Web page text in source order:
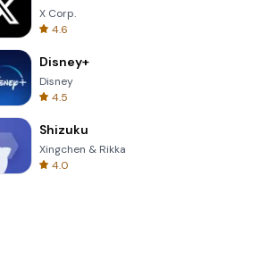
X Corp.
4.6
Disney+
Disney
4.5
Shizuku
Xingchen & Rikka
4.0